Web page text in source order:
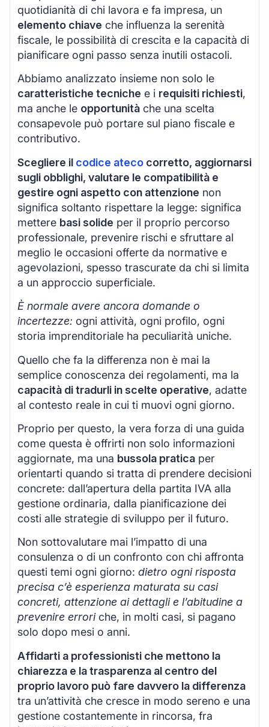
quotidianità di chi lavora e fa impresa, un
elemento chiave che influenza la serenità
fiscale, le possibilità di crescita e la capacità di
pianificare ogni passo senza inutili ostacoli.
Abbiamo analizzato insieme non solo le
caratteristiche tecniche e i requisiti richiesti,
ma anche le opportunità che una scelta
consapevole può portare sul piano fiscale e
contributivo.
Scegliere il codice ateco corretto, aggiornarsi
sugli obblighi, valutare le compatibilità e
gestire ogni aspetto con attenzione non
significa soltanto rispettare la legge: significa
mettere basi solide per il proprio percorso
professionale, prevenire rischi e sfruttare al
meglio le occasioni offerte da normative e
agevolazioni, spesso trascurate da chi si limita
a un approccio superficiale.
È normale avere ancora domande o
incertezze: ogni attività, ogni profilo, ogni
storia imprenditoriale ha peculiarità uniche.
Quello che fa la differenza non è mai la
semplice conoscenza dei regolamenti, ma la
capacità di tradurli in scelte operative, adatte
al contesto reale in cui ti muovi ogni giorno.
Proprio per questo, la vera forza di una guida
come questa è offrirti non solo informazioni
aggiornate, ma una bussola pratica per
orientarti quando si tratta di prendere decisioni
concrete: dall’apertura della partita IVA alla
gestione ordinaria, dalla pianificazione dei
costi alle strategie di sviluppo per il futuro.
Non sottovalutare mai l’impatto di una
consulenza o di un confronto con chi affronta
questi temi ogni giorno: dietro ogni risposta
precisa c’è esperienza maturata su casi
concreti, attenzione ai dettagli e l’abitudine a
prevenire erroriche, in molti casi, si pagano
solo dopo mesi o anni.
Affidarti a professionisti che mettono la
chiarezza e la trasparenza al centro del
proprio lavoro può fare davvero la differenza
tra un’attività che cresce in modo sereno e una
gestione costantemente in rincorsa, fra